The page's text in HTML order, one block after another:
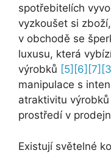
spotřebitelích
vyzkoušet si
v obchodě se
luxusu, která
výrobků [5] [6][7][
manipulace s
atraktivitu
prostředí v
Existují světelné